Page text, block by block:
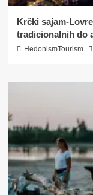
Krčki sajam-
tradicionalnih do
HedonismTourism